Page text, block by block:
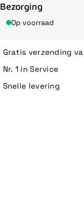
Bezorging
Op voorraad
Gratis verzending
Nr. 1 in Service
Snelle levering